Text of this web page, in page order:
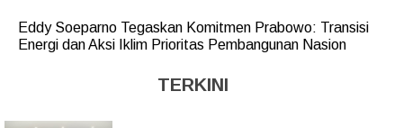
Eddy Soeparno Tegaskan Komitmen Prabowo: Transisi
Energi dan Aksi Iklim Prioritas Pembangunan Nasion
TERKINI